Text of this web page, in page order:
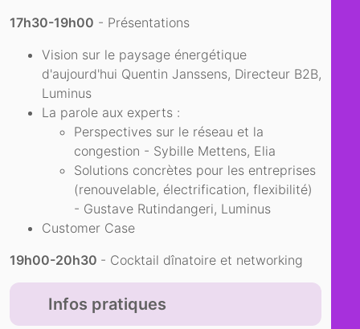
17h30-19h00 - Présentations
Vision sur le paysage énergétique
d'aujourd'hui Quentin Janssens, Directeur B2B,
Luminus
La parole aux experts :
Perspectives sur le réseau et la
congestion - Sybille Mettens, Elia
Solutions concrètes pour les entreprises
(renouvelable, électrification, flexibilité)
- Gustave Rutindangeri, Luminus
Customer Case
19h00-20h30 - Cocktail dînatoire et networking
Infos pratiques